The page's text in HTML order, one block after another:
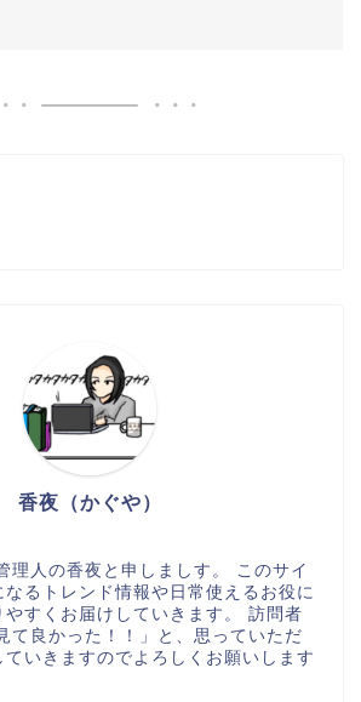
香夜（かぐや）
理人の香夜と申しましす。 このサイ
なるトレンド情報や日常使えるお役に
やすくお届けしていきます。 訪問者
て良かった！！」と、思っていただ
ていきますのでよろしくお願いします